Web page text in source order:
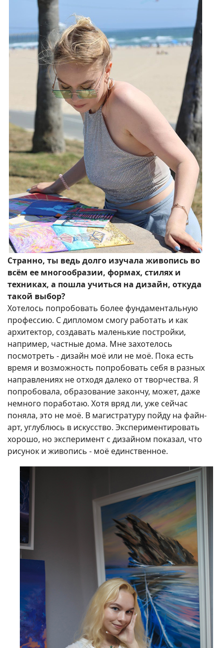
Странно, ты ведь долго изучала живопись во
всём ее многообразии, формах, стилях и
техниках, а пошла учиться на дизайн, откуда
такой выбор?
Хотелось попробовать более фундаментальную
профессию. С дипломом смогу работать и как
архитектор, создавать маленькие постройки,
например, частные дома. Мне захотелось
посмотреть - дизайн моё или не моё. Пока есть
время и возможность попробовать себя в разных
направлениях не отходя далеко от творчества. Я
попробовала, образование закончу, может, даже
немного поработаю. Хотя вряд ли, уже сейчас
поняла, это не моё. В магистратуру пойду на файн-
арт, углублюсь в искусство. Экспериментировать
хорошо, но эксперимент с дизайном показал, что
рисунок и живопись - моё единственное.